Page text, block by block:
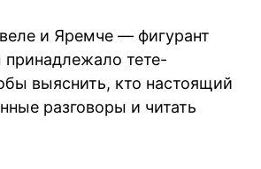
и Яремче — фигурант
тете-
выяснить, кто настоящий
разговоры и читать